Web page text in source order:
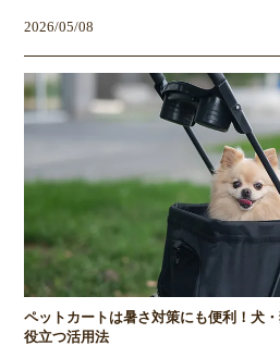
2026/05/08
ペットカートは暑さ対策にも便利！犬
役立つ活用法